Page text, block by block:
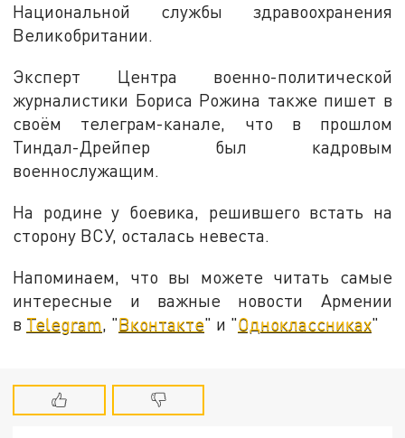
Национальной службы здравоохранения
Великобритании.
Эксперт Центра военно-политической
журналистики Бориса Рожина также пишет в
своём телеграм-канале, что в прошлом
Тиндал-Дрейпер был кадровым
военнослужащим.
На родине у боевика, решившего встать на
сторону ВСУ, осталась невеста.
Напоминаем, что вы можете читать самые
интересные и важные новости Армении
в Telegram , "Вконтакте" и "Одноклассниках"